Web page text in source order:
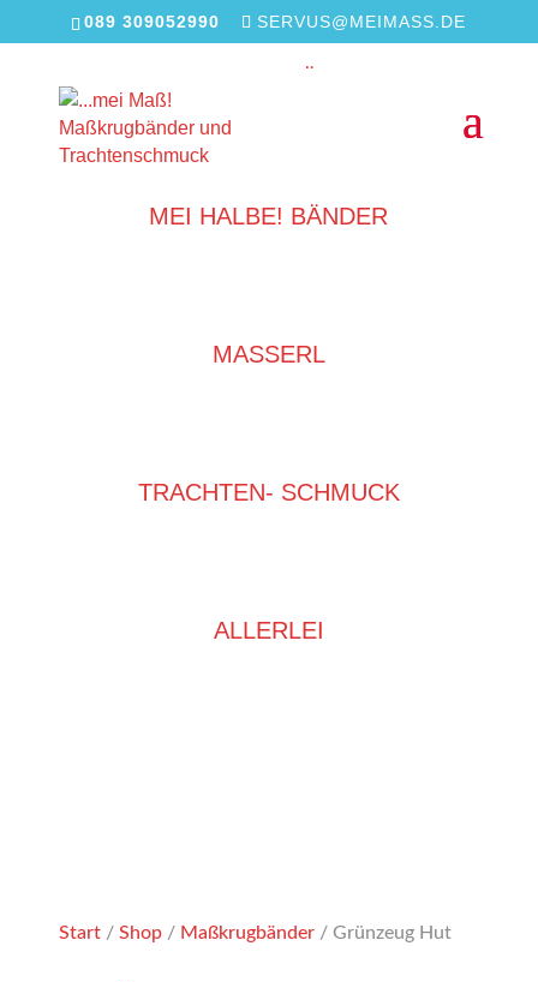
089 309052990 SERVUS@MEIMASS.DE
MEI HALBE! BÄNDER
MASSERL
TRACHTEN- SCHMUCK
ALLERLEI
Start/ Shop/ Maßkrugbänder/ Grünzeug Hut